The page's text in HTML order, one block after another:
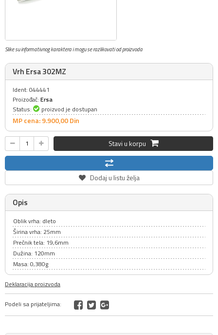
Slike su informativnog karaktera i mogu se razlikovati od proizvoda
Vrh Ersa 302MZ
Ident: 044441
Proizođač: Ersa
Status:
proizvod je dostupan
MP cena: 9.900,00Din
Stavi u korpu
Dodaj u listu želja
Opis
Oblik vrha: dleto
Širina vrha: 25mm
Prečnik tela: 19,6mm
Dužina: 120mm
Masa: 0,380g
Deklaracija proizvoda
Podeli sa prijateljima: